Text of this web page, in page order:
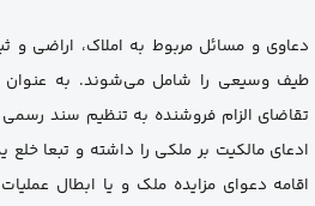
دعاوی و مسائل مربوط به املاک، اراضی و
طیف وسیعی را شامل می‌شوند. به عنوان
تقاضای الزام فروشنده به تنظیم سند رسمی و
ادعای مالکیت بر ملکی را داشته و تبعا
اقامه دعوای مزایده ملک و یا ابطال